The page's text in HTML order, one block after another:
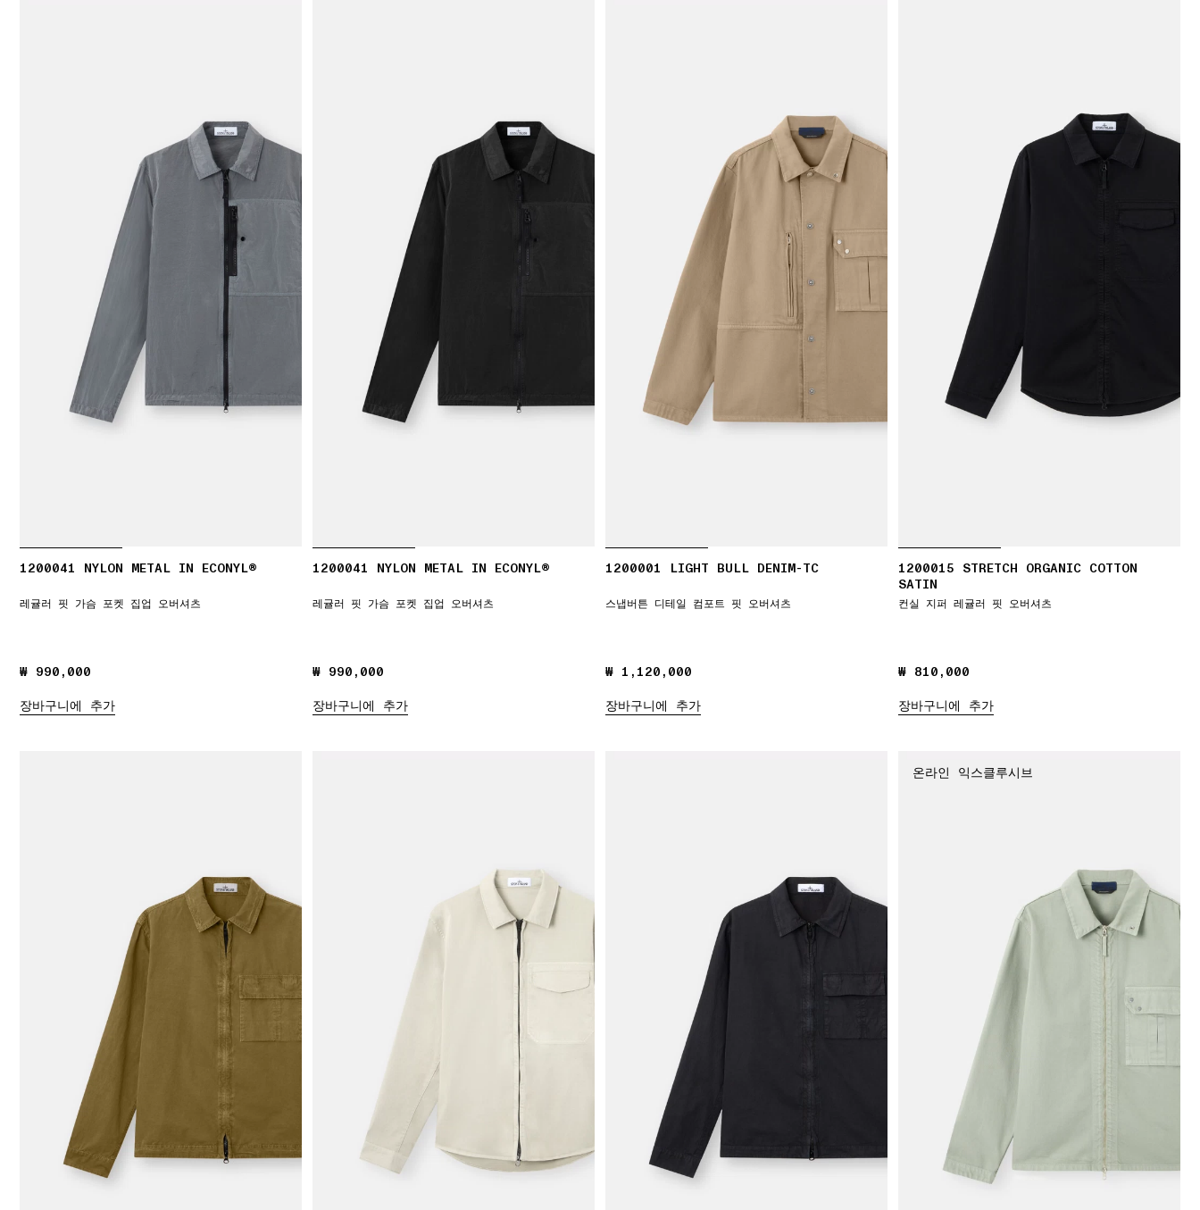
1200041 NYLON METAL IN ECONYL®
레귤러 핏 가슴 포켓 집업 오버셔츠
₩ 990,000
₩ 990,000
장바구니에 추가
1200041 NYLON METAL IN ECONYL®
레귤러 핏 가슴 포켓 집업 오버셔츠
₩ 990,000
₩ 990,000
장바구니에 추가
1200001 LIGHT BULL DENIM-TC
스냅버튼 디테일 컴포트 핏 오버셔츠
₩ 1,120,000
₩ 1,120,000
장바구니에 추가
1200015 STRETCH ORGANIC COTTON
SATIN
컨실 지퍼 레귤러 핏 오버셔츠
₩ 810,000
₩ 810,000
장바구니에 추가
온라인 익스클루시브